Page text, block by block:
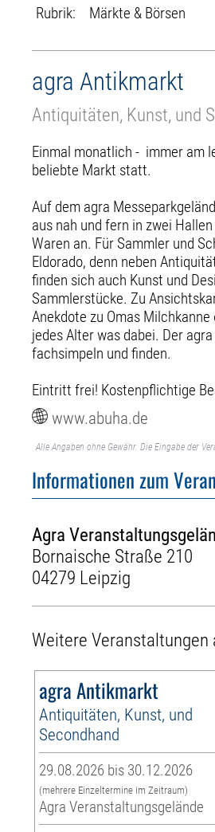
Rubrik:
Märkte & Börsen
agra Antikmarkt
Antiquitäten, Kunst, und
Einmal monatlich - immer am
beliebte Markt statt.
Auf dem agra
aus nah und fern in zwei
Waren an. Für Sammler und
Eldorado, denn neben
finden sich auch Kunst und
Sammlerstücke. Zu
Anekdote zu Omas
jedes Alter was dabei. Der
fachsimpeln und finden.
Eintritt frei! Kostenpflichtige
www.abuha.de
Alle Angaben ohne Gewähr. Die Eingabe der
Informationen zum
Agra
Bornaische Straße 210
04279 Leipzig
Weitere
agra Antikmarkt
Antiquitäten, Kunst, und
Secondhand
29.08.2026 bis 30.12.2026
(mehrere Einzeltermine im Zeitraum)
Agra Veranstaltungsgelände